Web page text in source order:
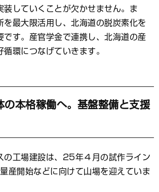
装していくことが欠かせません。ま
を最大限活用し、北海道の脱炭素化を
です。産官学金で連携し、北海道の産
環につなげていきます。
の本格稼働へ。基盤整備と支援
工場建設は、25年４月の試作ライン
産開始などに向けて山場を迎えていま